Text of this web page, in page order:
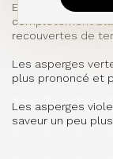
En terme de
complètement
recouvertes de
Les asperges
plus prononcé et
Les asperges
saveur un peu